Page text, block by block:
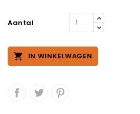
Aantal
 IN WINKELWAGEN